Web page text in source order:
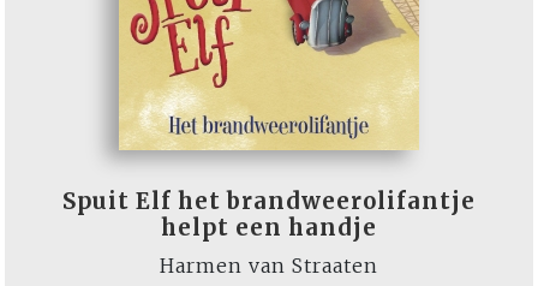
Spuit Elf het brandweerolifantje
helpt een handje
Harmen van Straaten